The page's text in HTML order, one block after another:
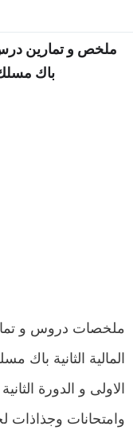
ملخص و تمارين درس
باك مسلك
ملخصات دروس و
المالية الثانية باك
وامتحانات